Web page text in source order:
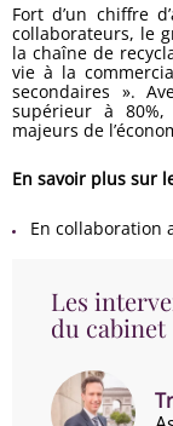
Les
du cabinet
Fort d’un chiffre
collaborateurs, le
la chaîne de
vie à la
secondaires ».
supérieur à
majeurs de
En savoir plus sur
En collaboration